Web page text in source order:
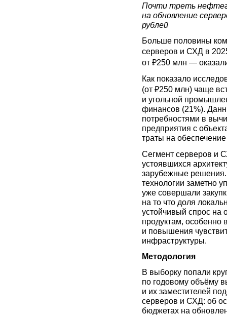
Почти треть
на обновление
рублей
Больше половины
серверов и СХД в
от ₽250 млн —
Как показало
(от ₽250 млн) чаще
и угольной
финансов (21%).
потребностями в
предприятия с
траты на
Сегмент серверов и
устоявшихся
зарубежные решения.
технологии заметно
уже совершали
на то что доля
устойчивый спрос на
продуктам, особенно
и повышения
инфраструктуры.
Методология
В выборку попали
по годовому объёму
и их заместителей
серверов и СХД: об
бюджетах на